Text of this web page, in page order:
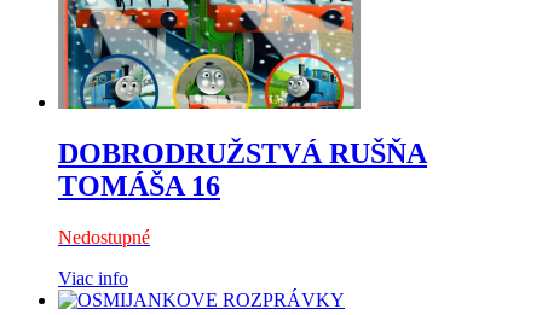
DOBRODRUŽSTVÁ RUŠŇA
TOMÁŠA 16
Nedostupné
Viac info